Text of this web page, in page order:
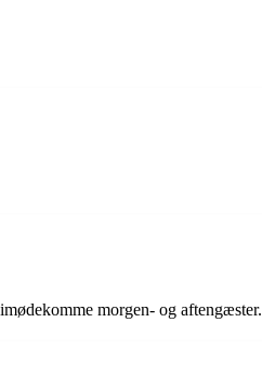
morgen- og aftengæster.